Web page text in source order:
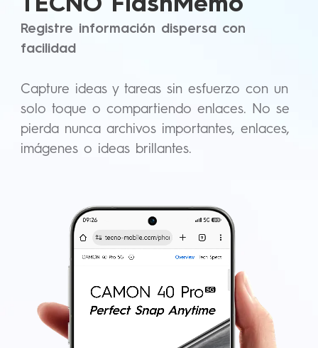
Registre información dispersa con
facilidad
Capture ideas y tareas sin esfuerzo con un
solo toque o compartiendo enlaces. No se
pierda nunca archivos importantes, enlaces,
imágenes o ideas brillantes.